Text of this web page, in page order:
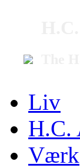
Liv
H.C.
Værk